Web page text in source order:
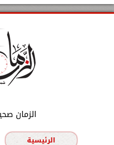
الزمان
الرئيسية